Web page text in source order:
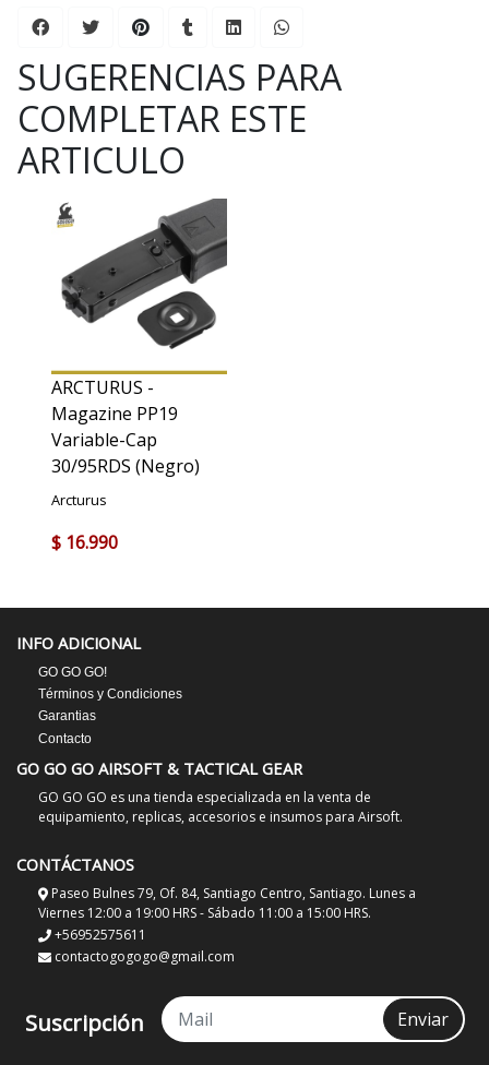
SUGERENCIAS PARA
COMPLETAR ESTE
ARTICULO
ARCTURUS -
Magazine PP19
Variable-Cap
30/95RDS (Negro)
Arcturus
$ 16.990
INFO ADICIONAL
GO GO GO!
Términos y Condiciones
Garantias
Contacto
GO GO GO AIRSOFT & TACTICAL GEAR
GO GO GO es una tienda especializada en la venta de
equipamiento, replicas, accesorios e insumos para Airsoft.
CONTÁCTANOS
Paseo Bulnes 79, Of. 84, Santiago Centro, Santiago. Lunes a
Viernes 12:00 a 19:00 HRS - Sábado 11:00 a 15:00 HRS.
+56952575611
contactogogogo@gmail.com
Suscripción Enviar